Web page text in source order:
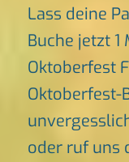
Lass deine
Buche jetzt 1
Oktoberfest
Oktoberfest-
oder ruf uns